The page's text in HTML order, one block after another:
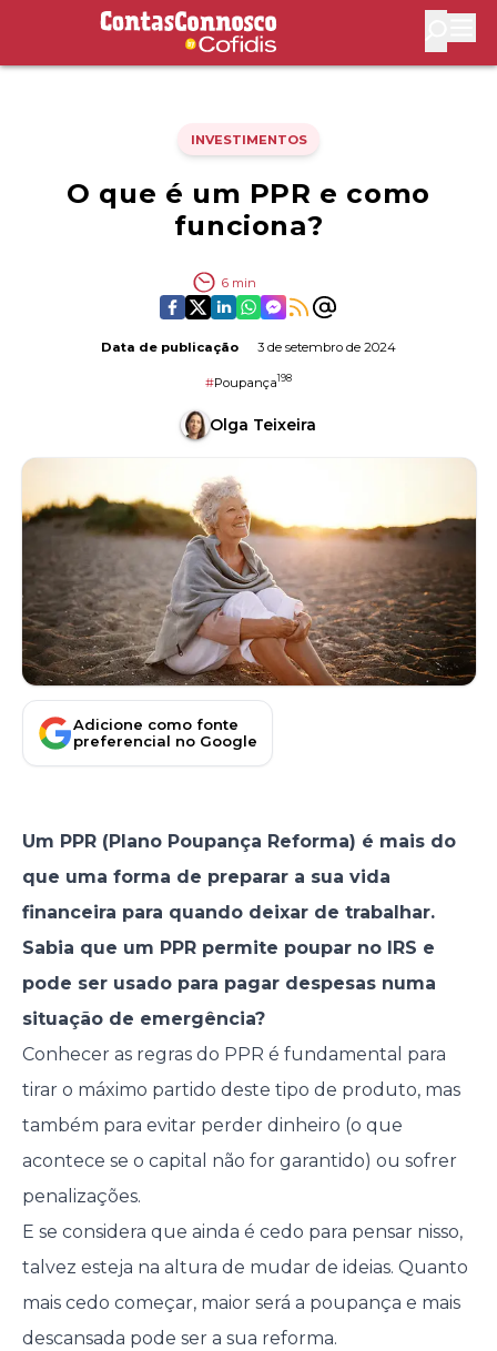
Contas Connosco by Cofidis
INVESTIMENTOS
O que é um PPR e como
funciona?
6 min
Data de publicação 3 de setembro de 2024
#Poupança198
Olga Teixeira
Adicione como fonte
preferencial no Google
Um PPR (Plano Poupança Reforma) é mais do
que uma forma de preparar a sua vida
financeira para quando deixar de trabalhar.
Sabia que um PPR permite poupar no IRS e
pode ser usado para pagar despesas numa
situação de emergência?
Conhecer as regras do PPR é fundamental para
tirar o máximo partido deste tipo de produto, mas
também para evitar perder dinheiro (o que
acontece se o capital não for garantido) ou sofrer
penalizações.
E se considera que ainda é cedo para pensar nisso,
talvez esteja na altura de mudar de ideias. Quanto
mais cedo começar, maior será a poupança e mais
descansada pode ser a sua reforma.